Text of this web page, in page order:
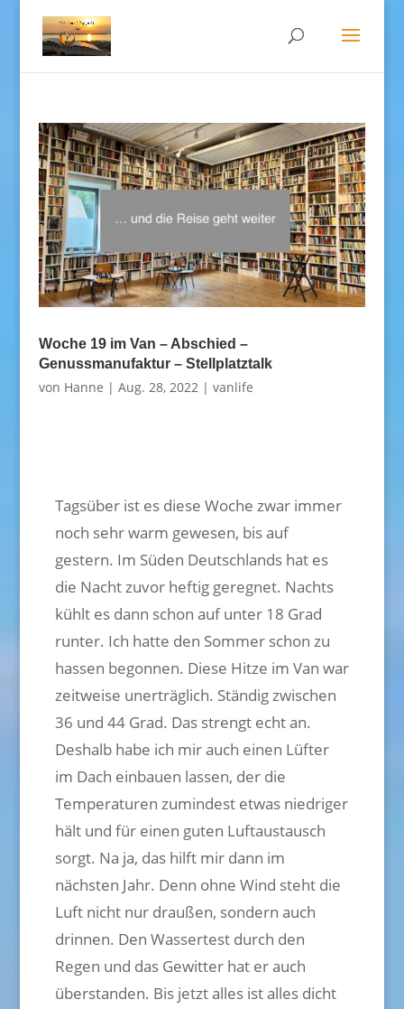
Woche 19 im Van – Abschied –
Genussmanufaktur – Stellplatztalk
von Hanne | Aug. 28, 2022| vanlife
Tagsüber ist es diese Woche zwar immer
noch sehr warm gewesen, bis auf
gestern. Im Süden Deutschlands hat es
die Nacht zuvor heftig geregnet. Nachts
kühlt es dann schon auf unter 18 Grad
runter. Ich hatte den Sommer schon zu
hassen begonnen. Diese Hitze im Van war
zeitweise unerträglich. Ständig zwischen
36 und 44 Grad. Das strengt echt an.
Deshalb habe ich mir auch einen Lüfter
im Dach einbauen lassen, der die
Temperaturen zumindest etwas niedriger
hält und für einen guten Luftaustausch
sorgt. Na ja, das hilft mir dann im
nächsten Jahr. Denn ohne Wind steht die
Luft nicht nur draußen, sondern auch
drinnen. Den Wassertest durch den
Regen und das Gewitter hat er auch
überstanden. Bis jetzt alles ist alles dicht